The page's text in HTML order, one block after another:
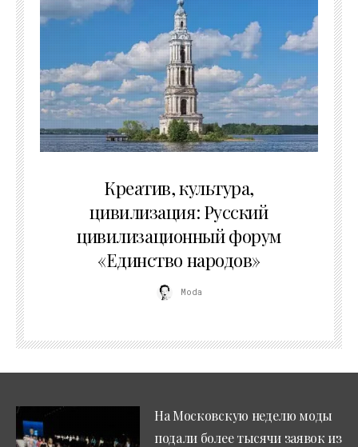
Креатив, культура,
цивилизация: Русский
цивилизационный форум
«Единство народов»
Moda
На Московскую неделю моды
подали более тысячи заявок из